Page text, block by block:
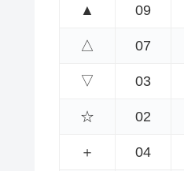
▲ 09
△ 07
▽ 03
☆ 02
＋ 04